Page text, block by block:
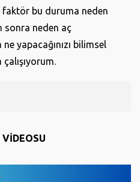
bu duruma neden
sonra neden aç
yapacağınızı bilimsel
VİDEOSU